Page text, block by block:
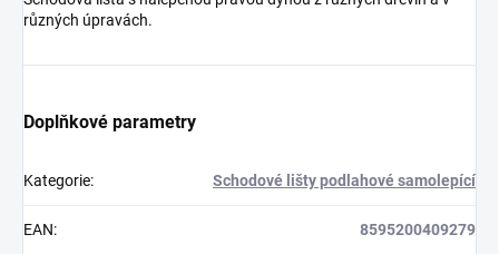
různých úpravách.
Doplňkové parametry
Kategorie: Schodové lišty podlahové samolepící
EAN: 8595200409279